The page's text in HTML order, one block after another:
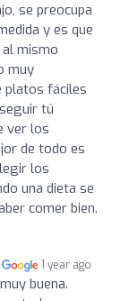
se preocupa
y es que
mismo
muy
platos fáciles
tú
ver los
de todo es
los
una dieta se
comer bien.
1 year ago
buena.